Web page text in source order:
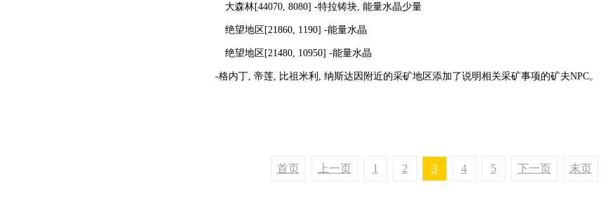
大森林[44070, 8080] -特拉铸块, 能量水晶少量
绝望地区[21860, 1190] -能量水晶
绝望地区[21480, 10950] -能量水晶
-格内丁, 帝莲, 比祖米利, 纳斯达因附近的采矿地区添加了说明相关采矿事项的矿夫NPC。
首页 上一页 1 2 3 4 5 下一页 末页